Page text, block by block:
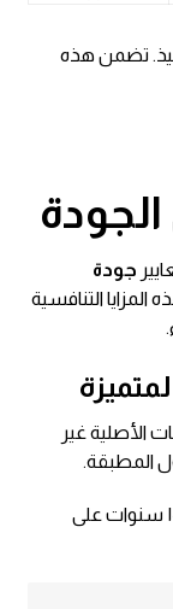
تضمن هذه
جودة
المزايا التنافسية
الأصلية غير
المطبقة.
ضمانات طويلة الأمد تصل إلى ١٠ سنوات على